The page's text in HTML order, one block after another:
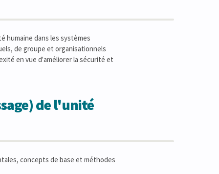
humaine dans les systèmes
de groupe et organisationnels
en vue d'améliorer la sécurité et
de l'unité
concepts de base et méthodes